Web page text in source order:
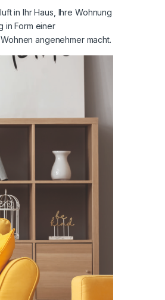
in Ihr Haus, Ihre Wohnung
in Form einer
angenehmer macht.